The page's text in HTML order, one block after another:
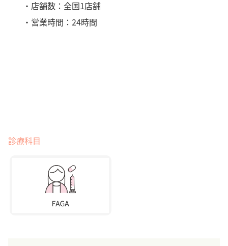
・店舗数：全国1店舗
・営業時間：24時間
診療科目